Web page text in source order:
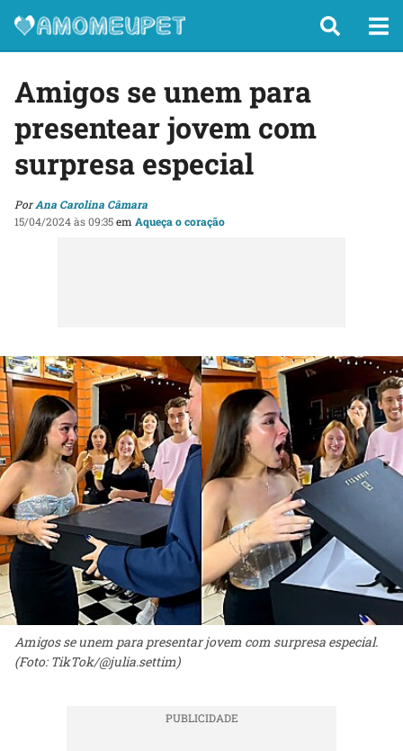
Amigos se unem para
presentear jovem com
surpresa especial
PorAna Carolina Câmara
15/04/2024 às 09:35em Aqueça o coração
Amigos se unem para presentar jovem com surpresa especial.
(Foto: TikTok/@julia.settim)